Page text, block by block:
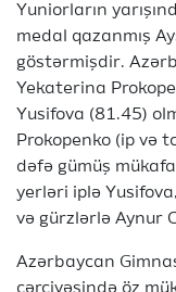
Yuniorların
medal qazanmış
göstərmişdir.
Yekaterina
Yusifova (81.45)
Prokopenko (ip və
dəfə gümüş
yerləri iplə
və gürzlərlə Aynur
Azərbaycan
çərçivəsində öz